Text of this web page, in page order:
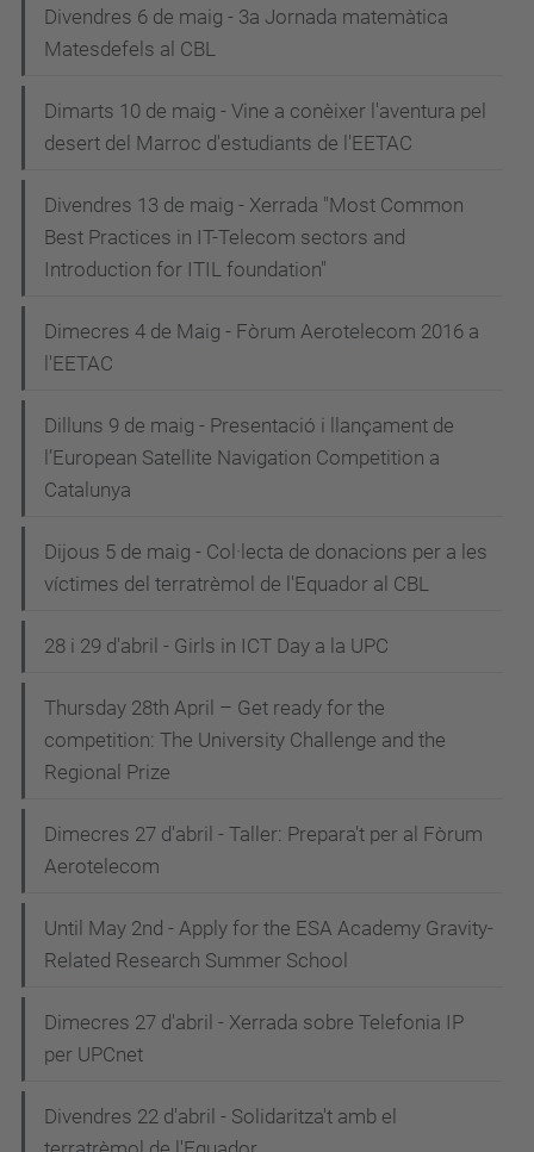
Divendres 6 de maig - 3a Jornada matemàtica
Matesdefels al CBL
Dimarts 10 de maig - Vine a conèixer l'aventura pel
desert del Marroc d'estudiants de l'EETAC
Divendres 13 de maig - Xerrada "Most Common
Best Practices in IT-Telecom sectors and
Introduction for ITIL foundation"
Dimecres 4 de Maig - Fòrum Aerotelecom 2016 a
l'EETAC
Dilluns 9 de maig - Presentació i llançament de
l’European Satellite Navigation Competition a
Catalunya
Dijous 5 de maig - Col·lecta de donacions per a les
víctimes del terratrèmol de l'Equador al CBL
28 i 29 d'abril - Girls in ICT Day a la UPC
Thursday 28th April – Get ready for the
competition: The University Challenge and the
Regional Prize
Dimecres 27 d'abril - Taller: Prepara't per al Fòrum
Aerotelecom
Until May 2nd - Apply for the ESA Academy Gravity-
Related Research Summer School
Dimecres 27 d'abril - Xerrada sobre Telefonia IP
per UPCnet
Divendres 22 d'abril - Solidaritza't amb el